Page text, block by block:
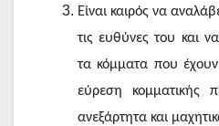
Είναι καιρός να
τις ευθύνες του και
τα κόμματα που
εύρεση κομματικής
ανεξάρτητα και